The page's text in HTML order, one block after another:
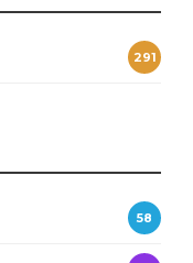
291
58